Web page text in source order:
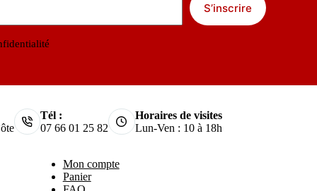
S’inscrire
Tél :
07 66 01 25 82
Horaires de visites
Lun-Ven : 10 à 18h
Mon compte
Panier